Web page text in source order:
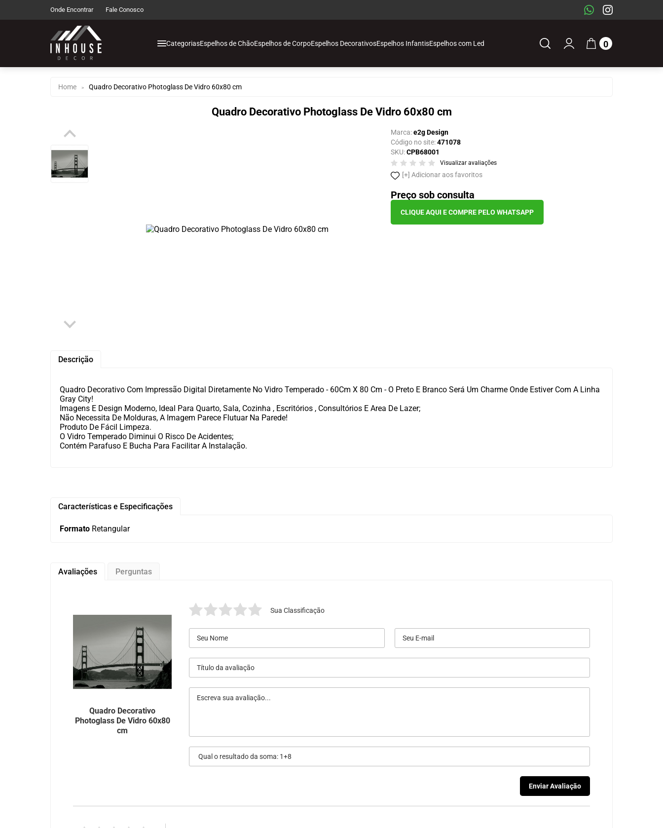
Onde Encontrar Fale Conosco
Categorias
Espelhos de Chão
Espelhos de Corpo
Espelhos Decorativos
OUTLET
Espelhos de ChãoEspelhos de CorpoEspelhos DecorativosEspelhos InfantisEspelhos com Led 0
Home > Quadro Decorativo Photoglass De Vidro 60x80 cm
Quadro Decorativo Photoglass De Vidro 60x80 cm
Marca:e2g Design
Código no site:471078
SKU:CPB68001
Visualizar avaliações
Adicionar aos favoritos
Preço sob consulta
CLIQUE AQUI E COMPRE PELO WHATSAPP
Descrição
Quadro Decorativo Com Impressão Digital Diretamente No Vidro Temperado - 60Cm X 80 Cm - O Preto E Branco Será Um Charme Onde Estiver Com A Linha
Gray City!
Imagens E Design Moderno, Ideal Para Quarto, Sala, Cozinha , Escritórios , Consultórios E Area De Lazer;
Não Necessita De Molduras, A Imagem Parece Flutuar Na Parede!
Produto De Fácil Limpeza.
O Vidro Temperado Diminui O Risco De Acidentes;
Contém Parafuso E Bucha Para Facilitar A Instalação.
Características e Especificações
Formato Retangular
Avaliações Perguntas
Quadro Decorativo
Photoglass De Vidro 60x80
cm
Sua Classificação